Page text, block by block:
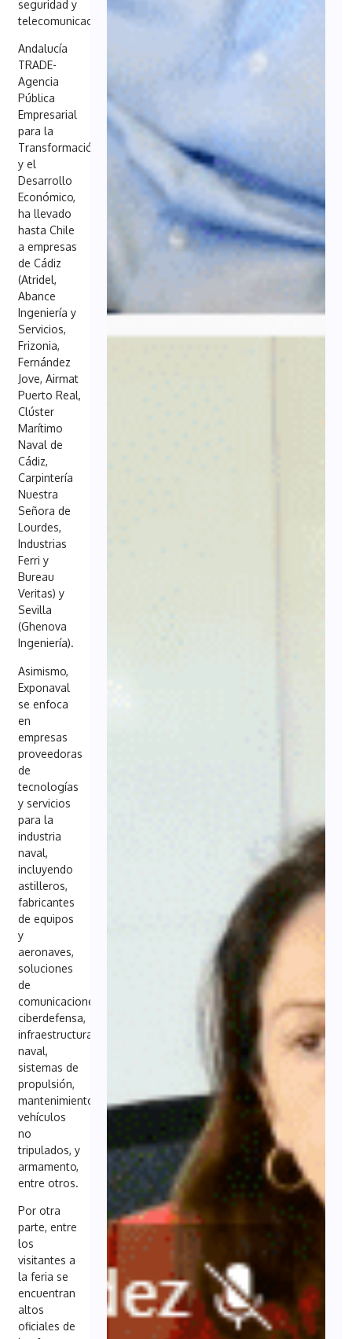
seguridad y
telecomunicaciones.
Andalucía
TRADE-
Agencia
Pública
Empresarial
para la
Transformación
y el
Desarrollo
Económico,
ha llevado
hasta Chile
a empresas
de Cádiz
(Atridel,
Abance
Ingeniería y
Servicios,
Frizonia,
Fernández
Jove, Airmat
Puerto Real,
Clúster
Marítimo
Naval de
Cádiz,
Carpintería
Nuestra
Señora de
Lourdes,
Industrias
Ferri y
Bureau
Veritas) y
Sevilla
(Ghenova
Ingeniería).
Asimismo,
Exponaval
se enfoca
en
empresas
proveedoras
de
tecnologías
y servicios
para la
industria
naval,
incluyendo
astilleros,
fabricantes
de equipos
y
aeronaves,
soluciones
de
comunicaciones,
ciberdefensa,
infraestructura
naval,
sistemas de
propulsión,
mantenimiento,
vehículos
no
tripulados, y
armamento,
entre otros.
Por otra
parte, entre
los
visitantes a
la feria se
encuentran
altos
oficiales de